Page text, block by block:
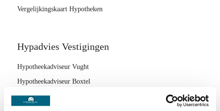
Vergelijkingskaart Hypotheken
Hypadvies Vestigingen
Hypotheekadviseur Vught
Hypotheekadviseur Boxtel
Hypotheekadviseur Schijndel